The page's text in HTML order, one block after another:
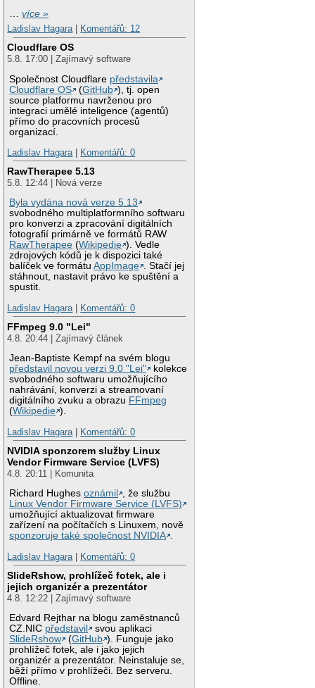
…více »
Ladislav Hagara| Komentářů: 12
Cloudflare OS
5.8. 17:00 | Zajímavý software
Společnost Cloudflare představila
Cloudflare OS
(GitHub ), tj. open
source platformu navrženou pro
integraci umělé inteligence (agentů)
přímo do pracovních procesů
organizací.
Ladislav Hagara| Komentářů: 0
RawTherapee 5.13
5.8. 12:44 | Nová verze
Byla vydána nová verze 5.13
svobodného multiplatformního softwaru
pro konverzi a zpracování digitálních
fotografií primárně ve formátů RAW
RawTherapee (Wikipedie ). Vedle
zdrojových kódů je k dispozici také
balíček ve formátuAppImage . Stačí jej
stáhnout, nastavit právo ke spuštění a
spustit.
Ladislav Hagara| Komentářů: 0
FFmpeg 9.0 "Lei"
4.8. 20:44 | Zajímavý článek
Jean-Baptiste Kempf na svém blogu
představil novou verzi 9.0 "Lei"
kolekce
svobodného softwaru umožňujícího
nahrávání, konverzi a streamovaní
digitálního zvuku a obrazu FFmpeg
(Wikipedie ).
Ladislav Hagara| Komentářů: 0
NVIDIA sponzorem služby Linux
Vendor Firmware Service (LVFS)
4.8. 20:11 | Komunita
Richard Hughesoznámil
, že službu
Linux Vendor Firmware Service (LVFS)
umožňující aktualizovat firmware
zařízení na počítačích s Linuxem, nově
sponzoruje také společnost NVIDIA .
Ladislav Hagara| Komentářů: 0
SlideRshow, prohlížeč fotek, ale i
jejich organizér a prezentátor
4.8. 12:22 | Zajímavý software
Edvard Rejthar na blogu zaměstnanců
CZ.NIC představil
svou aplikaci
SlideRshow
(GitHub ). Funguje jako
prohlížeč fotek, ale i jako jejich
organizér a prezentátor. Neinstaluje se,
běží přímo v prohlížeči. Bez serveru.
Offline.